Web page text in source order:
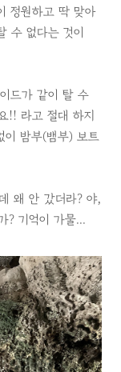
정원하고 딱 맞아
수 없다는 것이
드가 같이 탈 수
!! 라고 절대 하지
이 밤부(뱀부) 보트
왜 안 갔더라? 야,
? 기억이 가물...